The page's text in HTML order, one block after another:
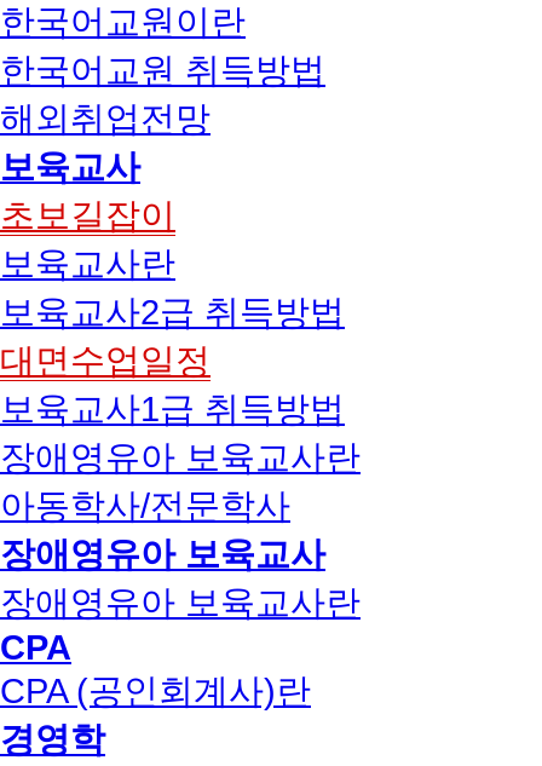
한국어교원이란
한국어교원 취득방법
해외취업전망
보육교사
초보길잡이
보육교사란
보육교사2급 취득방법
대면수업일정
보육교사1급 취득방법
장애영유아 보육교사란
아동학사/전문학사
장애영유아 보육교사
장애영유아 보육교사란
CPA
CPA (공인회계사)란
경영학